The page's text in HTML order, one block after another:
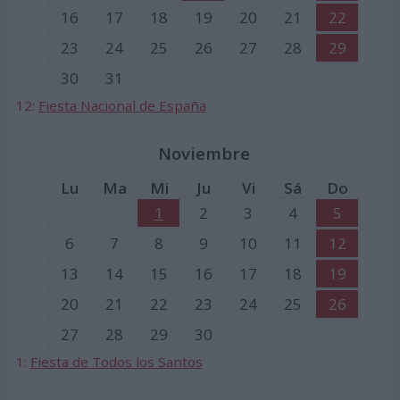
16
17 18 19 20 21
22
23
24 25 26 27 28
29
30
31
12: Fiesta Nacional de España
Noviembre
Lu Ma Mi Ju Vi Sá
Do
1
2 3 4
5
6
7 8 9 10 11
12
13
14 15 16 17 18
19
20
21 22 23 24 25
26
27
28 29 30
1: Fiesta de Todos los Santos